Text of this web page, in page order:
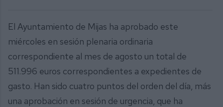
El Ayuntamiento de Mijas ha aprobado este
miércoles en sesión plenaria ordinaria
correspondiente al mes de agosto un total de
511.996 euros correspondientes a expedientes de
gasto. Han sido cuatro puntos del orden del día, más
una aprobación en sesión de urgencia, que ha